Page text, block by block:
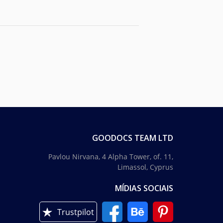
GOODOCS TEAM LTD
Pavlou Nirvana, 4 Alpha Tower, of. 11,
Limassol, Cyprus
MÍDIAS SOCIAIS
Trustpilot